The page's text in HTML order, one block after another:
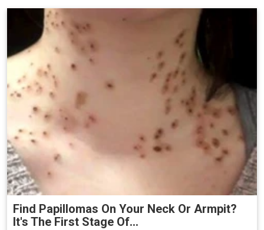
Find Papillomas On Your Neck Or Armpit?
It's The First Stage Of...